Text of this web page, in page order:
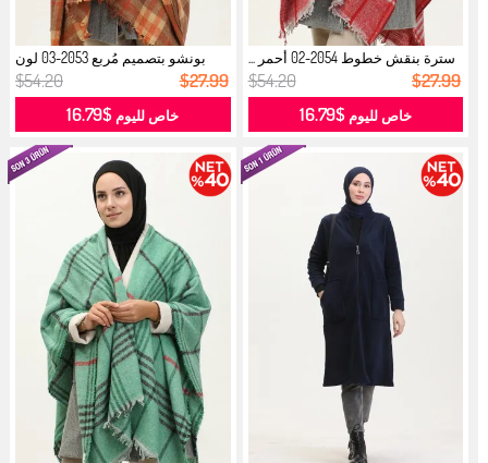
سترة بنقش خطوط 2054-02 أحمر ...
$54.20 $27.99
خاص لليوم$16.79
بونشو بتصميم مُربع 2053-03 لون
بصلي...
$54.20 $27.99
خاص لليوم $16.79